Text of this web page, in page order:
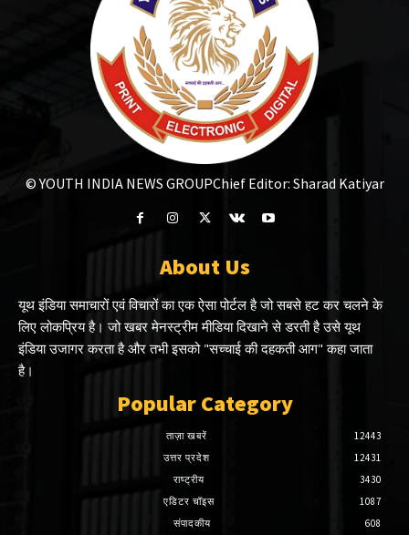
© YOUTH INDIA NEWS GROUPChief Editor: Sharad Katiyar
About Us
यूथ इंडिया समाचारों एवं विचारों का एक ऐसा पोर्टल है जो सबसे हट कर चलने के
लिए लोकप्रिय है। जो खबर मेनस्ट्रीम मीडिया दिखाने से डरती है उसे यूथ
इंडिया उजागर करता है और तभी इसको "सच्चाई की दहकती आग" कहा जाता
है।
Popular Category
ताज़ा खबरें
12443
उत्तर प्रदेश
12431
राष्ट्रीय
3430
एडिटर चॉइस
1087
संपादकीय
608